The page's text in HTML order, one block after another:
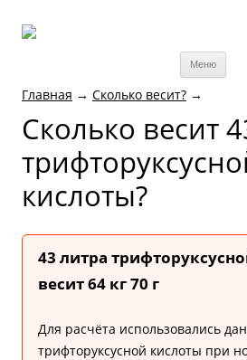
Меню
Главная → Сколько весит? →
Cколько весит
кислоты?
43 литра
весит 64 кг 70 г
Для расчёта использовались
трифторуксусной кислоты при